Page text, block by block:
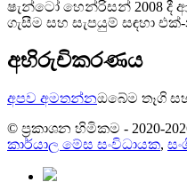
ෂැන්ටෝ හෙන්රිසන් 2008 දී
ගැසීම සහ සැපයුම් සඳහා
අභිරුචිකරණය
අපව අමතන්නඔබේම තෑගි
© ප්‍රකාශන හිමිකම - 2020-
කාර්යාල මේස සංවිධායක,